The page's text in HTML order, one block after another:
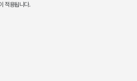
적용됩니다.